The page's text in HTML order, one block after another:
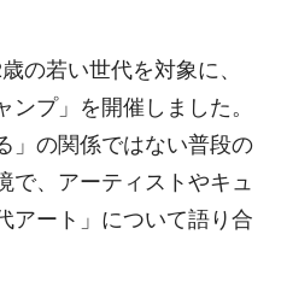
の若い世代を対象に、
ンプ」を開催しました。
」の関係ではない普段の
で、アーティストやキュ
アート」について語り合